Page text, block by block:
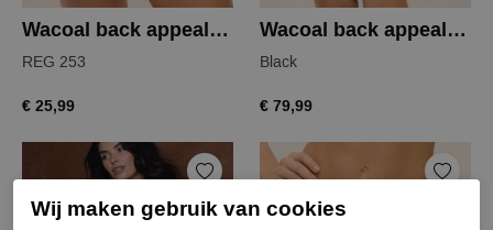
Wacoal back appeal tailleslip
REG 253
€ 25,99
Wacoal back appeal bh
Black
€ 79,99
Wij maken gebruik van cookies